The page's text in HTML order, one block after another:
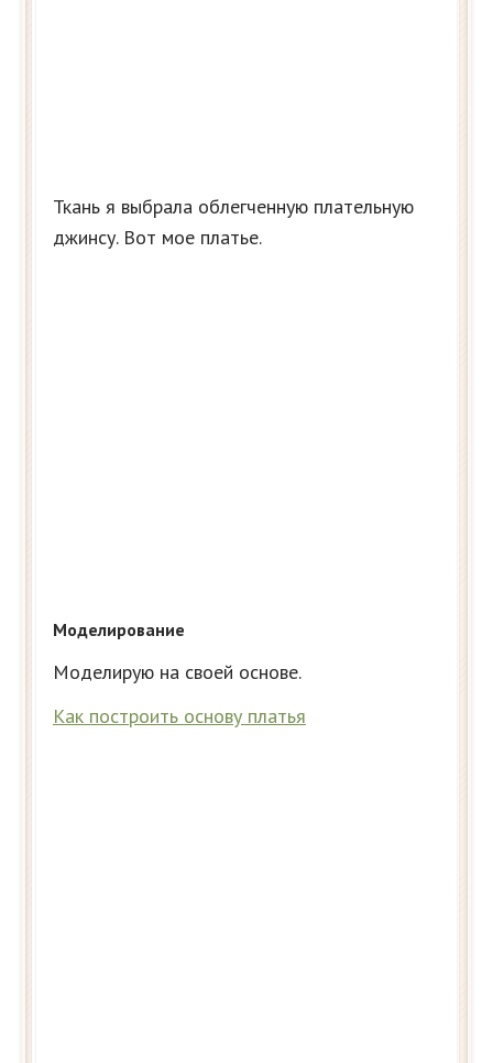
Ткань я выбрала облегченную плательную
джинсу. Вот мое платье.
Моделирование
Моделирую на своей основе.
Как построить основу платья